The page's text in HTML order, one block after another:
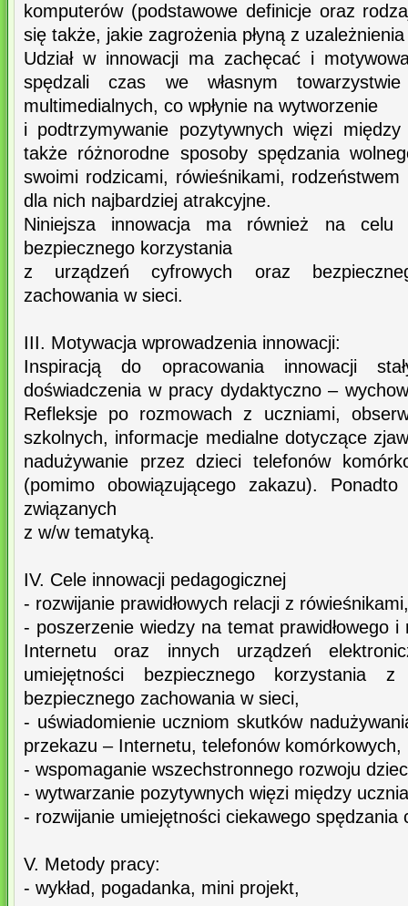
komputerów (podstawowe definicje oraz
się także, jakie zagrożenia płyną z
Udział w innowacji ma zachęcać i
spędzali czas we własnym
multimedialnych, co wpłynie na wytworzenie
i podtrzymywanie pozytywnych więzi
także różnorodne sposoby spędzania
swoimi rodzicami, rówieśnikami,
dla nich najbardziej atrakcyjne.
Niniejsza innowacja ma również na celu
bezpiecznego korzystania
z urządzeń cyfrowych oraz
zachowania w sieci.
III. Motywacja wprowadzenia innowacji:
Inspiracją do opracowania innowacji
doświadczenia w pracy dydaktyczno –
Refleksje po rozmowach z uczniami,
szkolnych, informacje medialne dotyczące
nadużywanie przez dzieci telefonów
(pomimo obowiązującego zakazu).
związanych
z w/w tematyką.
IV. Cele innowacji pedagogicznej
- rozwijanie prawidłowych relacji z rówieśnikami,
- poszerzenie wiedzy na temat prawidłowego
Internetu oraz innych urządzeń
umiejętności bezpiecznego korzystania
bezpiecznego zachowania w sieci,
- uświadomienie uczniom skutków
przekazu – Internetu, telefonów komórkowych,
- wspomaganie wszechstronnego rozwoju
- wytwarzanie pozytywnych więzi między
- rozwijanie umiejętności ciekawego spędzania
V. Metody pracy:
- wykład, pogadanka, mini projekt,